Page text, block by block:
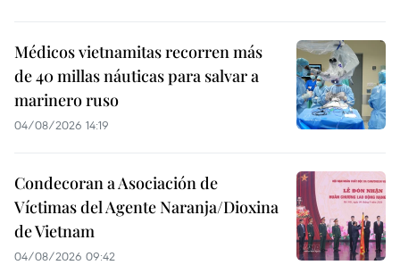
Médicos vietnamitas recorren más
de 40 millas náuticas para salvar a
marinero ruso
04/08/2026 14:19
Condecoran a Asociación de
Víctimas del Agente Naranja/Dioxina
de Vietnam
04/08/2026 09:42